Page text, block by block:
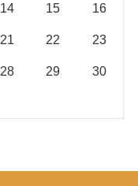
14 15 16
21 22 23
28 29 30